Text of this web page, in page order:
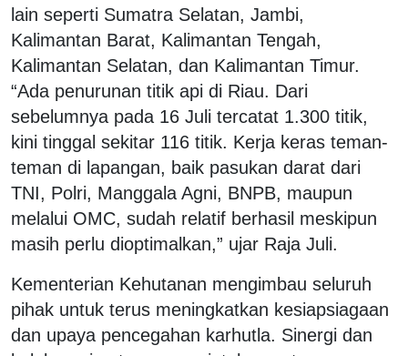
lain seperti Sumatra Selatan, Jambi,
Kalimantan Barat, Kalimantan Tengah,
Kalimantan Selatan, dan Kalimantan Timur.
“Ada penurunan titik api di Riau. Dari
sebelumnya pada 16 Juli tercatat 1.300 titik,
kini tinggal sekitar 116 titik. Kerja keras teman-
teman di lapangan, baik pasukan darat dari
TNI, Polri, Manggala Agni, BNPB, maupun
melalui OMC, sudah relatif berhasil meskipun
masih perlu dioptimalkan,” ujar Raja Juli.
Kementerian Kehutanan mengimbau seluruh
pihak untuk terus meningkatkan kesiapsiagaan
dan upaya pencegahan karhutla. Sinergi dan